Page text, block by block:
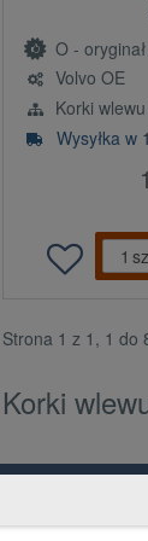
O - oryginał z
Volvo OE
Korki
Wysyłka w
Strona 1 z 1, 1 do
Korki